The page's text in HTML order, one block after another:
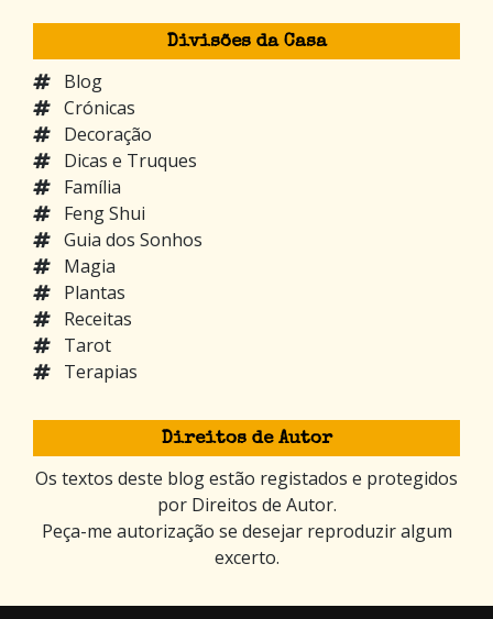
Divisões da Casa
Blog
Crónicas
Decoração
Dicas e Truques
Família
Feng Shui
Guia dos Sonhos
Magia
Plantas
Receitas
Tarot
Terapias
Direitos de Autor
Os textos deste blog estão registados e protegidos
por Direitos de Autor.
Peça-me autorização se desejar reproduzir algum
excerto.